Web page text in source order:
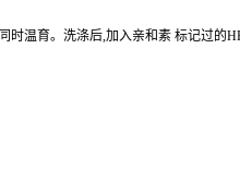
同时温育。洗涤后,加入亲和素 标记过的